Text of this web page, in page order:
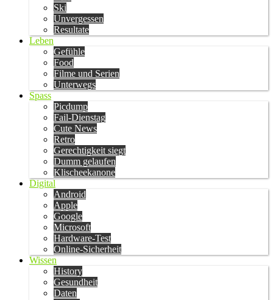
Ski
Unvergessen
Resultate
Leben
Gefühle
Food
Filme und Serien
Unterwegs
Spass
Picdump
Fail-Dienstag
Cute News
Retro
Gerechtigkeit siegt
Dumm gelaufen
Klischeekanone
Digital
Android
Apple
Google
Microsoft
Hardware-Test
Online-Sicherheit
Wissen
History
Gesundheit
Daten